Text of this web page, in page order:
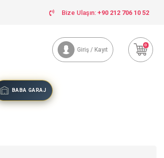
Bize Ulaşın: +90 212 706 10 52
Giriş / Kayıt
0
BABA GARAJ